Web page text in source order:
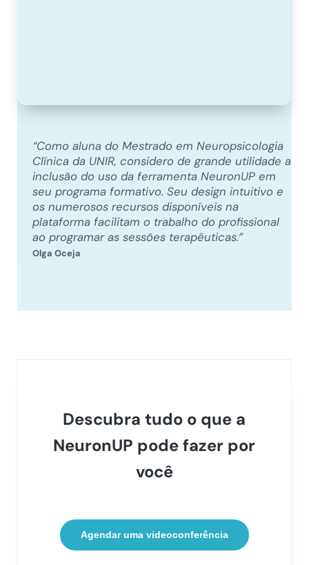
“Como aluna do Mestrado em Neuropsicologia
Clínica da UNIR, considero de grande utilidade a
inclusão do uso da ferramenta NeuronUP em
seu programa formativo. Seu design intuitivo e
os numerosos recursos disponíveis na
plataforma facilitam o trabalho do profissional
ao programar as sessões terapêuticas.”
Olga Oceja
Descubra tudo o que a
NeuronUP pode fazer por
você
Agendar uma videoconferência